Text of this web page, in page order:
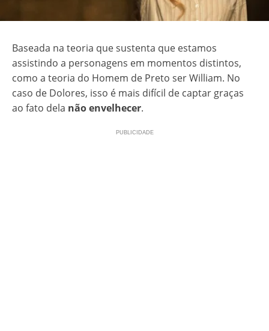
Baseada na teoria que sustenta que estamos
assistindo a personagens em momentos distintos,
como a teoria do Homem de Preto ser William. No
caso de Dolores, isso é mais difícil de captar graças
ao fato dela não envelhecer.